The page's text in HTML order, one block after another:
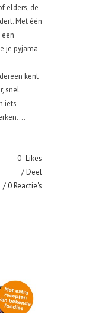
elders, de
Met één
je pyjama
kent
snel
iets
0 Likes
Deel
0 Reactie's